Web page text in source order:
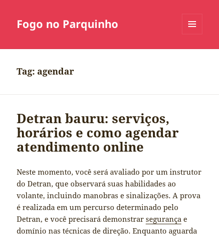
Fogo no Parquinho
Tag:agendar
Detran bauru: serviços,
horários e como agendar
atendimento online
Neste momento, você será avaliado por um instrutor
do Detran, que observará suas habilidades ao
volante, incluindo manobras e sinalizações. A prova
é realizada em um percurso determinado pelo
Detran, e você precisará demonstrarsegurança e
domínio nas técnicas de direção. Enquanto aguarda